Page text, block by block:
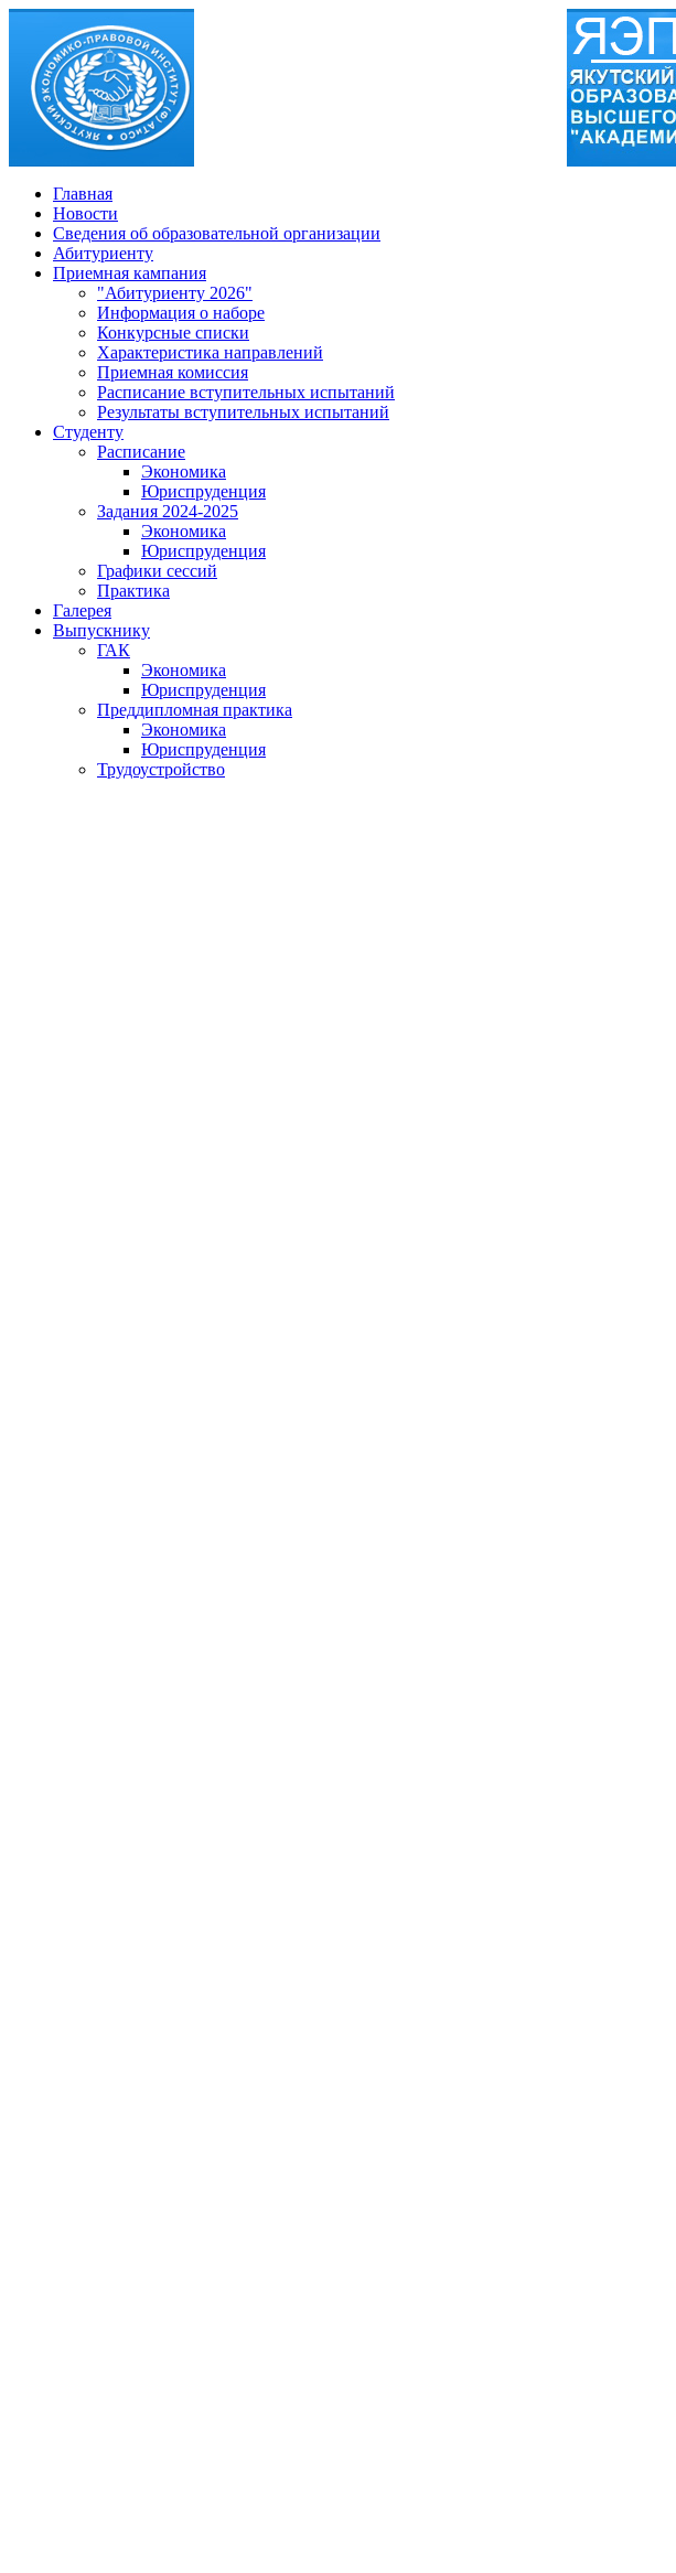
Главная
Новости
Сведения об образовательной организации
Абитуриенту
Приемная кампания
"Абитуриенту 2026"
Информация о наборе
Конкурсные списки
Характеристика направлений
Приемная комиссия
Расписание вступительных испытаний
Результаты вступительных испытаний
Студенту
Расписание
Экономика
Юриспруденция
Задания 2024-2025
Экономика
Юриспруденция
Графики сессий
Практика
Галерея
Выпускнику
ГАК
Экономика
Юриспруденция
Преддипломная практика
Экономика
Юриспруденция
Трудоустройство